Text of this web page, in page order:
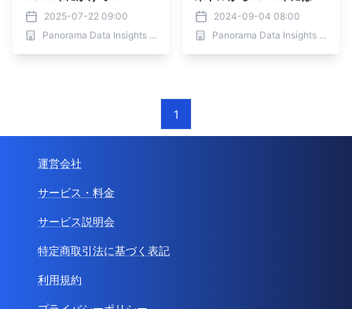
93%で成長し132億6,000
万米ドル規模へ、日本の病
院および外来施設における
2025-07-22 09:00
Panorama Data Insights Ltd.
1億米ドルへ成長 | ヘルス
ケア
2024-09-04 08:00
Panorama Data Insights Ltd.
1
運営会社
サービス・料金
サービス説明会
特定商取引法に基づく表記
利用規約